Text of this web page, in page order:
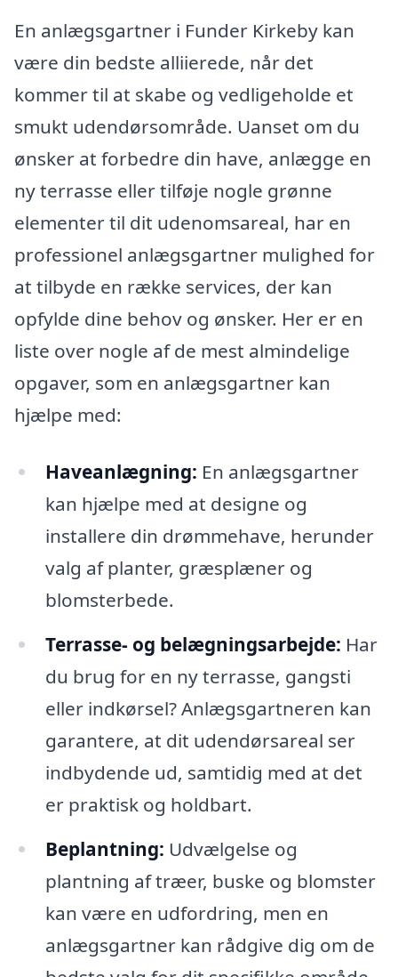
En anlægsgartner i Funder Kirkeby kan
være din bedste alliierede, når det
kommer til at skabe og vedligeholde et
smukt udendørsområde. Uanset om du
ønsker at forbedre din have, anlægge en
ny terrasse eller tilføje nogle grønne
elementer til dit udenomsareal, har en
professionel anlægsgartner mulighed for
at tilbyde en række services, der kan
opfylde dine behov og ønsker. Her er en
liste over nogle af de mest almindelige
opgaver, som en anlægsgartner kan
hjælpe med:
Haveanlægning: En anlægsgartner
kan hjælpe med at designe og
installere din drømmehave, herunder
valg af planter, græsplæner og
blomsterbede.
Terrasse- og belægningsarbejde: Har
du brug for en ny terrasse, gangsti
eller indkørsel? Anlægsgartneren kan
garantere, at dit udendørsareal ser
indbydende ud, samtidig med at det
er praktisk og holdbart.
Beplantning: Udvælgelse og
plantning af træer, buske og blomster
kan være en udfordring, men en
anlægsgartner kan rådgive dig om de